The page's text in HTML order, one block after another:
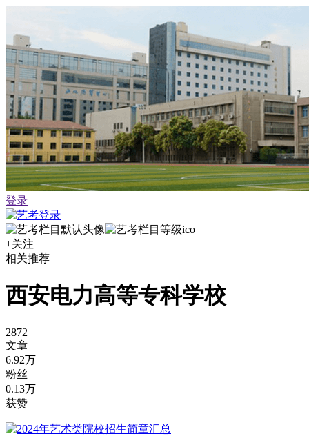
登录
+关注
相关推荐
西安电力高等专科学校
2872
文章
6.92万
粉丝
0.13万
获赞